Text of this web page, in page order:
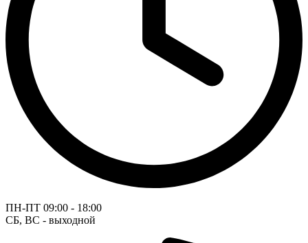
ПН-ПТ 09:00 - 18:00
СБ, ВС - выходной